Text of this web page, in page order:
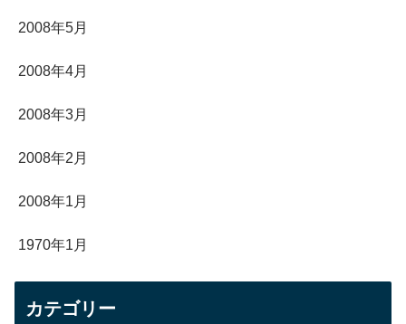
2008年5月
2008年4月
2008年3月
2008年2月
2008年1月
1970年1月
カテゴリー